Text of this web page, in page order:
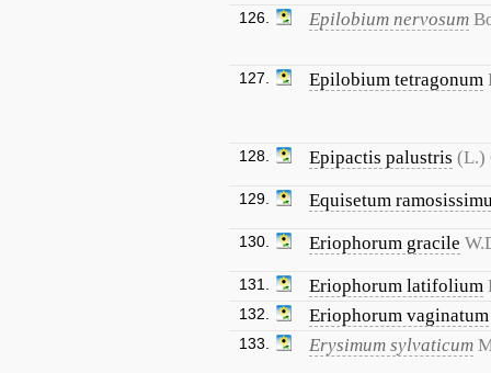
126. Epilobium nervosum
127. Epilobium tetragonum
128. Epipactis palustris (L.)
129. Equisetum
130. Eriophorum gracile
131. Eriophorum latifolium
132. Eriophorum vaginatum
133. Erysimum sylvaticum